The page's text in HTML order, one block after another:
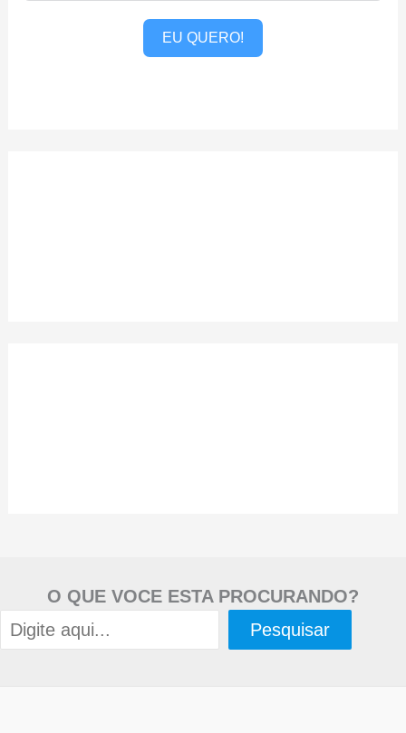
EU QUERO!
O QUE VOCE ESTA PROCURANDO?
Pesquisar